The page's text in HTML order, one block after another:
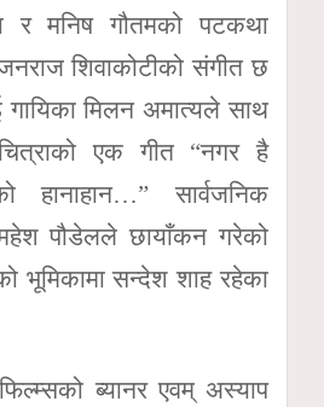
र मनिष गौतमको पटकथा
शिवाकोटीको संगीत छ
गायिका मिलन अमात्यले साथ
एक गीत “नगर है
हानाहान…” सार्वजनिक
पौडेलले छायाँकन गरेको
भूमिकामा सन्देश शाह रहेका
ब्यानर एवम् अस्याप